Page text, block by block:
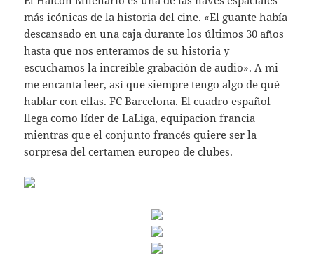
más icónicas de la historia del cine. «El guante había
descansado en una caja durante los últimos 30 años
hasta que nos enteramos de su historia y
escuchamos la increíble grabación de audio». A mi
me encanta leer, así que siempre tengo algo de qué
hablar con ellas. FC Barcelona. El cuadro español
llega como líder de LaLiga,equipacion francia
mientras que el conjunto francés quiere ser la
sorpresa del certamen europeo de clubes.